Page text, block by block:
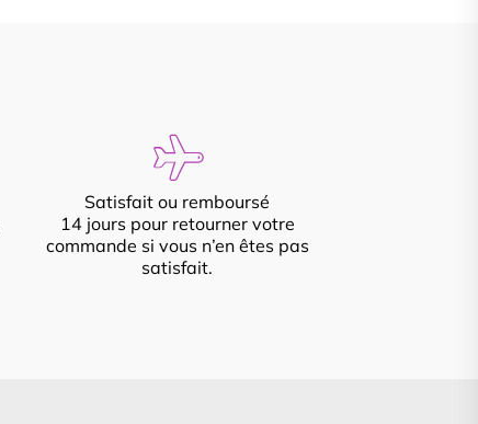
Satisfait ou remboursé
14 jours pour retourner votre
commande si vous n’en êtes pas
satisfait.